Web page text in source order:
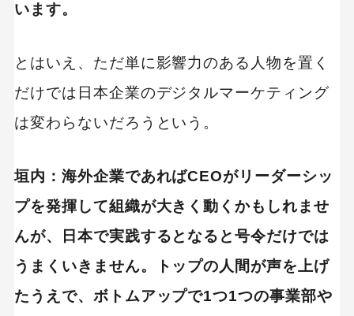
います。
とはいえ、ただ単に影響力のある人物を置く
だけでは日本企業のデジタルマーケティング
は変わらないだろうという。
垣内：海外企業であればCEOがリーダーシッ
プを発揮して組織が大きく動くかもしれませ
んが、日本で実践するとなると号令だけでは
うまくいきません。トップの人間が声を上げ
たうえで、ボトムアップで1つ1つの事業部や